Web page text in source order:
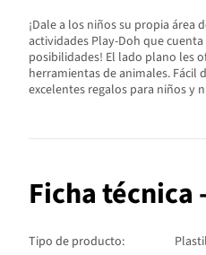
¡Dale a los niños su propia área
actividades Play-Doh que
posibilidades! El lado plano les
herramientas de animales. Fácil
excelentes regalos para niños y
Ficha técnica
Tipo de producto: